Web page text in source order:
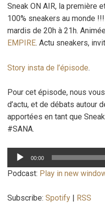
Sneak ON AIR, la première
100% sneakers au monde
mardis de 20h à 21h.
EMPIRE. Actu sneakers,
Story insta de l’épisode.
Pour cet épisode, nous
d’actu, et de débats autour
apportées en tant que
#SANA.
Lecteur
audio
00:00
Podcast: Play in new
Subscribe: Spotify RSS